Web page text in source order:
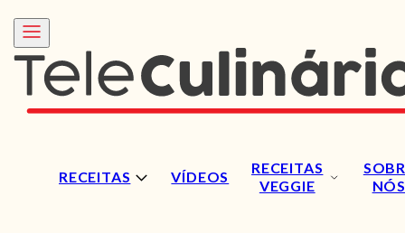
RECEITAS VÍDEOS
RECEITAS
VEGGIE
NÓS